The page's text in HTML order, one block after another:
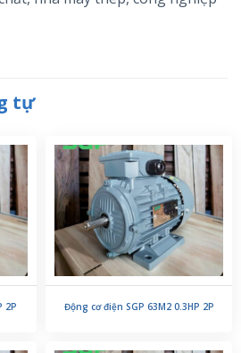
tự
2P Động cơ điện SGP 63M2 0.3HP 2P